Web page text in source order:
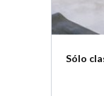
Sólo